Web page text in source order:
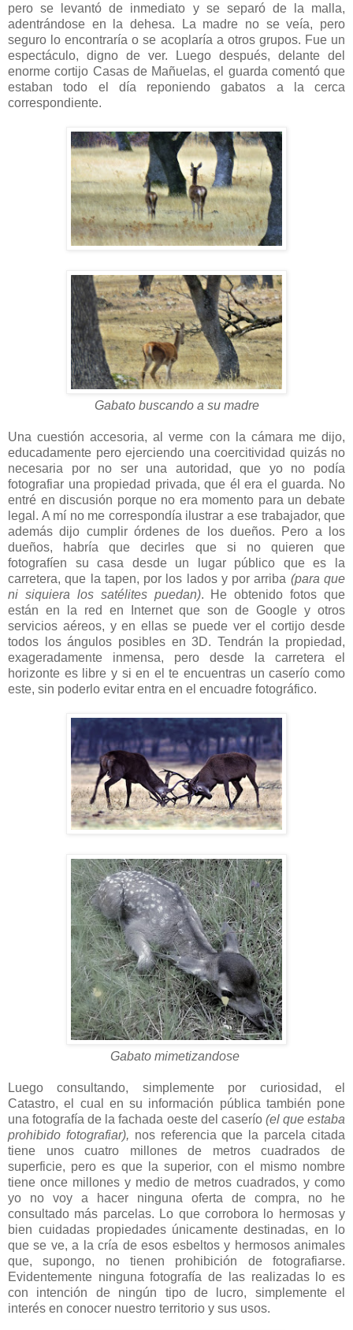
pero se levantó de inmediato y se separó de la malla,
adentrándose en la dehesa. La madre no se veía, pero
seguro lo encontraría o se acoplaría a otros grupos. Fue un
espectáculo, digno de ver. Luego después, delante del
enorme cortijo Casas de Mañuelas, el guarda comentó que
estaban todo el día reponiendo gabatos a la cerca
correspondiente.
Gabato buscando a su madre
Una cuestión accesoria, al verme con la cámara me dijo,
educadamente pero ejerciendo una coercitividad quizás no
necesaria por no ser una autoridad, que yo no podía
fotografiar una propiedad privada, que él era el guarda. No
entré en discusión porque no era momento para un debate
legal. A mí no me correspondía ilustrar a ese trabajador, que
además dijo cumplir órdenes de los dueños. Pero a los
dueños, habría que decirles que si no quieren que
fotografíen su casa desde un lugar público que es la
carretera, que la tapen, por los lados y por arriba (para que
ni siquiera los satélites puedan). He obtenido fotos que
están en la red en Internet que son de Google y otros
servicios aéreos, y en ellas se puede ver el cortijo desde
todos los ángulos posibles en 3D. Tendrán la propiedad,
exageradamente inmensa, pero desde la carretera el
horizonte es libre y si en el te encuentras un caserío como
este, sin poderlo evitar entra en el encuadre fotográfico.
Gabato mimetizandose
Luego consultando, simplemente por curiosidad, el
Catastro, el cual en su información pública también pone
una fotografía de la fachada oeste del caserío (el que estaba
prohibido fotografiar), nos referencia que la parcela citada
tiene unos cuatro millones de metros cuadrados de
superficie, pero es que la superior, con el mismo nombre
tiene once millones y medio de metros cuadrados, y como
yo no voy a hacer ninguna oferta de compra, no he
consultado más parcelas. Lo que corrobora lo hermosas y
bien cuidadas propiedades únicamente destinadas, en lo
que se ve, a la cría de esos esbeltos y hermosos animales
que, supongo, no tienen prohibición de fotografiarse.
Evidentemente ninguna fotografía de las realizadas lo es
con intención de ningún tipo de lucro, simplemente el
interés en conocer nuestro territorio y sus usos.